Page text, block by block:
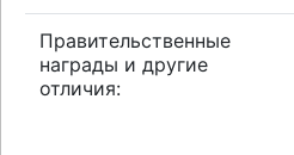
Правительственные
награды и другие
отличия: